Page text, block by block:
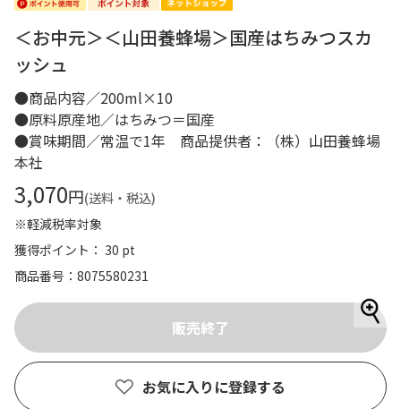
＜お中元＞＜山田養蜂場＞国産はちみつスカ
ッシュ
●商品内容／200ml×10
●原料原産地／はちみつ＝国産
●賞味期間／常温で1年 商品提供者：（株）山田養蜂場
本社
3,070円(送料・税込)
※軽減税率対象
獲得ポイント： 30 pt
商品番号
8075580231
お気に入りに登録する